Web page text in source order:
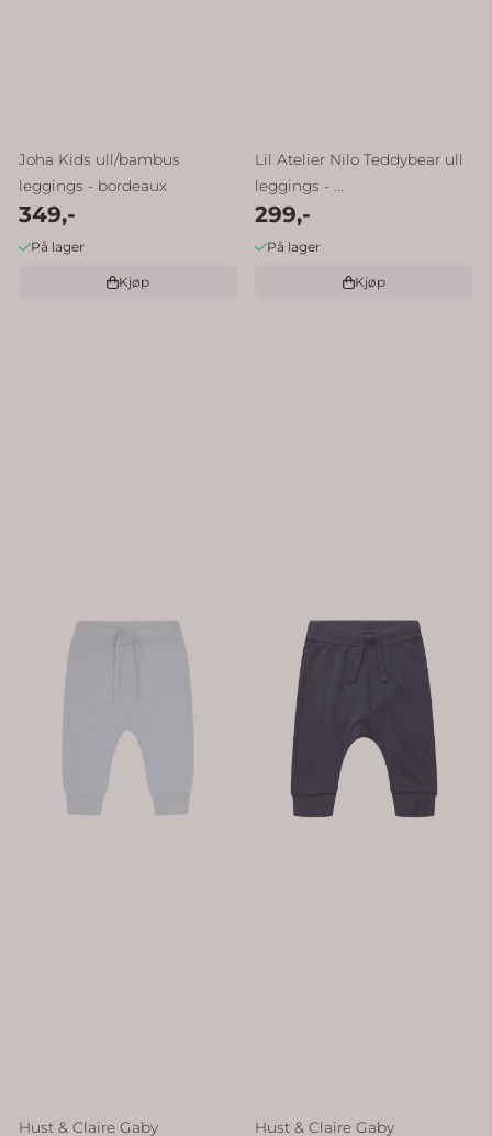
Joha Kids ull/bambus
leggings - bordeaux
349,-
På lager
Kjøp
Lil Atelier Nilo Teddybear ull
leggings - ...
299,-
På lager
Kjøp
Hust & Claire Gaby Hust & Claire Gaby